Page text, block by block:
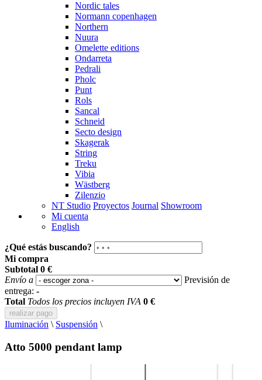
Nordic tales
Normann copenhagen
Northern
Nuura
Omelette editions
Ondarreta
Pedrali
Pholc
Punt
Rols
Sancal
Schneid
Secto design
Skagerak
String
Treku
Vibia
Wästberg
Zilenzio
NT Studio Proyectos Journal Showroom
Mi cuenta
English
¿Qué estás buscando?
Mi compra
Subtotal 0 €
Envío a
Previsión de
entrega: -
Total Todos los precios incluyen IVA 0 €
realizar pago
Iluminación \ Suspensión \
Atto 5000 pendant lamp